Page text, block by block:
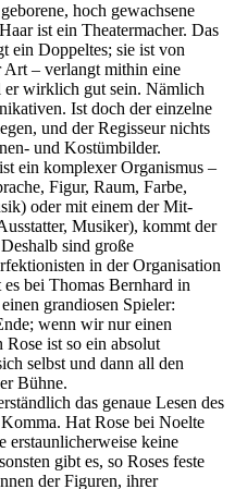
hoch gewachsene
ist ein Theatermacher. Das
ein Doppeltes; sie ist von
– verlangt mithin eine
er wirklich gut sein. Nämlich
Ist doch der einzelne
und der Regisseur nichts
und Kostümbilder.
ein komplexer Organismus –
Figur, Raum, Farbe,
oder mit einem der Mit-
Musiker), kommt der
sind große
in der Organisation
bei Thomas Bernhard in
grandiosen Spieler:
wenn wir nur einen
ist so ein absolut
selbst und dann all den
Bühne.
das genaue Lesen des
Hat Rose bei Noelte
erstaunlicherweise keine
gibt es, so Roses feste
der Figuren, ihrer